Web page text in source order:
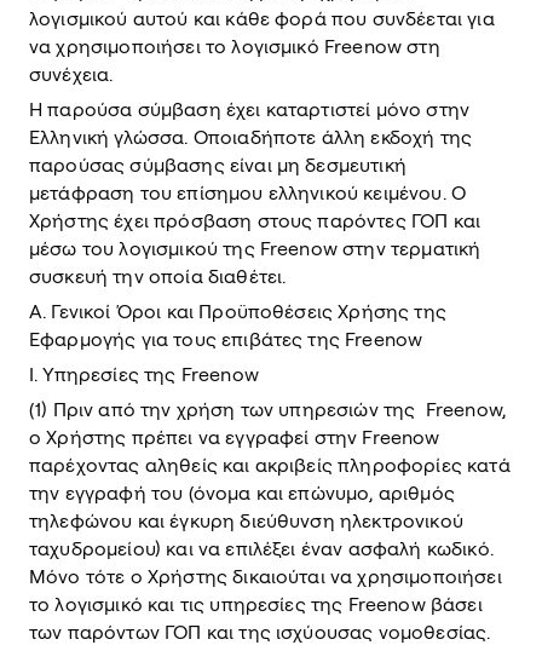
λογισμικού αυτού και κάθε φορά που συνδέεται για
να χρησιμοποιήσει το λογισμικό Freenow στη
συνέχεια.
Η παρούσα σύμβαση έχει καταρτιστεί μόνο στην
Ελληνική γλώσσα. Οποιαδήποτε άλλη εκδοχή της
παρούσας σύμβασης είναι μη δεσμευτική
μετάφραση του επίσημου ελληνικού κειμένου. Ο
Χρήστης έχει πρόσβαση στους παρόντες ΓΟΠ και
μέσω του λογισμικού της Freenow στην τερματική
συσκευή την οποία διαθέτει.
Α. Γενικοί Όροι και Προϋποθέσεις Χρήσης της
Εφαρμογής για τους επιβάτες της Freenow
Ι. Υπηρεσίες της Freenow
(1) Πριν από την χρήση των υπηρεσιών της Freenow,
ο Χρήστης πρέπει να εγγραφεί στην Freenow
παρέχοντας αληθείς και ακριβείς πληροφορίες κατά
την εγγραφή του (όνομα και επώνυμο, αριθμός
τηλεφώνου και έγκυρη διεύθυνση ηλεκτρονικού
ταχυδρομείου) και να επιλέξει έναν ασφαλή κωδικό.
Μόνο τότε ο Χρήστης δικαιούται να χρησιμοποιήσει
το λογισμικό και τις υπηρεσίες της Freenow βάσει
των παρόντων ΓΟΠ και της ισχύουσας νομοθεσίας.